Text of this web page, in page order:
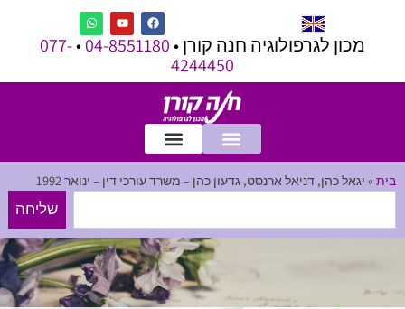
מכון לגרפולוגיה חנה קורן •04-8551180
•
077-
4244450
בית » יגאל כהן, דניאל ארנסט, גדעון כהן – משרד עורכי דין – ינואר 1992
שליחה